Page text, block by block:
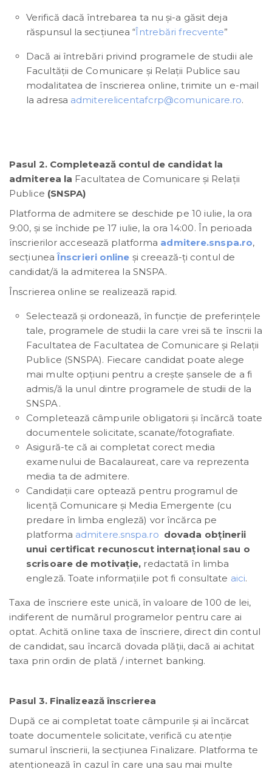
Verifică dacă întrebarea ta nu și-a găsit deja
răspunsul la secțiunea “Întrebări frecvente”
Dacă ai întrebări privind programele de studii ale
Facultății de Comunicare și Relații Publice sau
modalitatea de înscrierea online, trimite un e-mail
la adresa admiterelicentafcrp@comunicare.ro.
Pasul 2. Completează contul de candidat la
admiterea la Facultatea de Comunicare și Relații
Publice (SNSPA)
Platforma de admitere se deschide pe 10 iulie, la ora
9:00, și se închide pe 17 iulie, la ora 14:00. În perioada
înscrierilor accesează platforma admitere.snspa.ro,
secțiuneaÎnscrieri online și creează-ți contul de
candidat/ă la admiterea la SNSPA.
Înscrierea online se realizează rapid.
Selectează și ordonează, în funcție de preferințele
tale, programele de studii la care vrei să te înscrii la
Facultatea de Facultatea de Comunicare și Relații
Publice (SNSPA). Fiecare candidat poate alege
mai multe opțiuni pentru a crește șansele de a fi
admis/ă la unul dintre programele de studii de la
SNSPA.
Completează câmpurile obligatorii și încărcă toate
documentele solicitate, scanate/fotografiate.
Asigură-te că ai completat corect media
examenului de Bacalaureat, care va reprezenta
media ta de admitere.
Candidaţii care optează pentru programul de
licență Comunicare și Media Emergente (cu
predare în limba engleză) vor încărca pe
platforma admitere.snspa.ro dovada obținerii
unui certificat recunoscut internațional sau o
scrisoare de motivație, redactată în limba
engleză. Toate informațiile pot fi consultate aici.
Taxa de înscriere este unică, în valoare de 100 de lei,
indiferent de numărul programelor pentru care ai
optat. Achită online taxa de înscriere, direct din contul
de candidat, sau încarcă dovada plății, dacă ai achitat
taxa prin ordin de plată / internet banking.
Pasul 3. Finalizează înscrierea
După ce ai completat toate câmpurile și ai încărcat
toate documentele solicitate, verifică cu atenție
sumarul înscrierii, la secțiunea Finalizare. Platforma te
atenționează în cazul în care una sau mai multe